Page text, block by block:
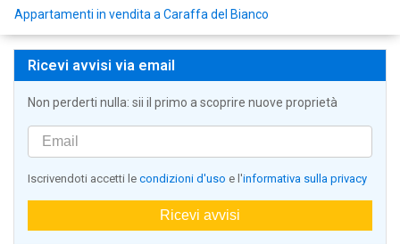
Appartamenti in vendita a Caraffa del Bianco
Ricevi avvisi via email
Non perderti nulla: sii il primo a scoprire nuove proprietà
Iscrivendoti accetti le condizioni d'uso e l'informativa sulla privacy
Ricevi avvisi